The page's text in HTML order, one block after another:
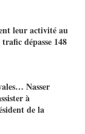
leur activité au
dépasse 148
Nasser
à
de la